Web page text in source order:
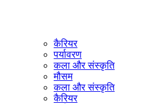
कैरियर
पर्यावरण
कला और संस्कृति
मौसम
कला और संस्कृति
कैरियर